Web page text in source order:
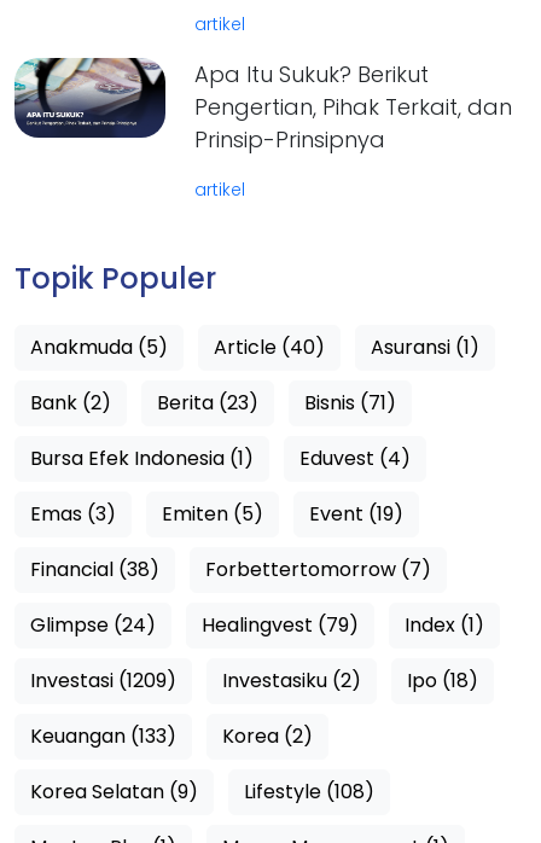
artikel
Apa Itu Sukuk? Berikut
Pengertian, Pihak Terkait, dan
Prinsip-Prinsipnya
artikel
Topik Populer
Anakmuda (5) Article (40)
Asuransi (1)
Bank (2)
Berita (23)
Bisnis (71)
Bursa Efek Indonesia (1)
Eduvest (4)
Emas (3)
Emiten (5)
Event (19)
Financial (38)
Forbettertomorrow (7)
Glimpse (24)
Healingvest (79)
Index (1)
Investasi (1209)
Investasiku (2)
Ipo (18)
Keuangan (133)
Korea (2)
Korea Selatan (9)
Lifestyle (108)